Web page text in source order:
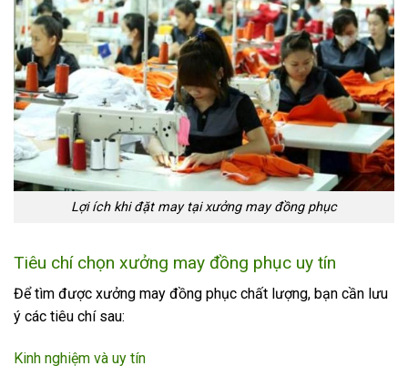
Lợi ích khi đặt may tại xưởng may đồng phục
Tiêu chí chọn xưởng may đồng phục uy tín
Để tìm được xưởng may đồng phục chất lượng, bạn cần lưu
ý các tiêu chí sau:
Kinh nghiệm và uy tín